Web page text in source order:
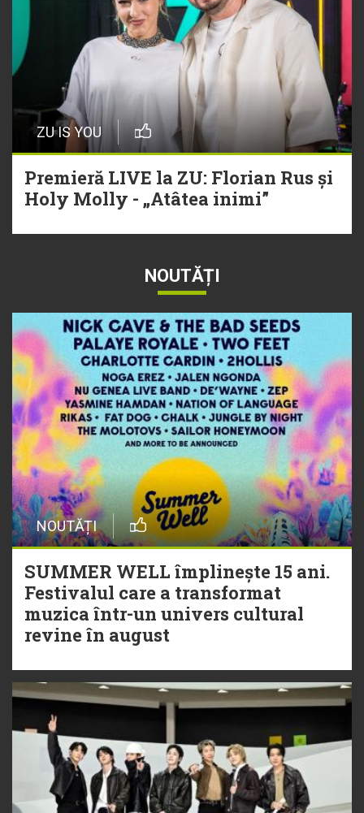
ZU IS YOU
Premieră LIVE la ZU: Florian Rus și
Holy Molly - „Atâtea inimi”
NOUTĂȚI
NOUTĂȚI
SUMMER WELL împlinește 15 ani.
Festivalul care a transformat
muzica într-un univers cultural
revine în august